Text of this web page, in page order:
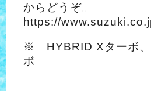
からどうぞ。
https://
※ HYBRID Xターボ、
ボ